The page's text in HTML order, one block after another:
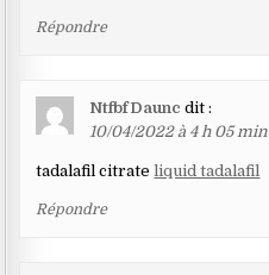
Répondre
NtfbfDaunc dit :
10/04/2022 à 4 h 05 min
tadalafil citrateliquid tadalafil
Répondre